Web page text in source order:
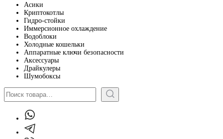
Асики
Криптокотлы
Гидро-стойки
Иммерсионное охлаждение
Водоблоки
Холодные кошельки
Аппаратные ключи безопасности
Аксессуары
Драйкулеры
Шумобоксы
Поиск